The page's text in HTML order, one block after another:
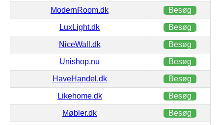
ModernRoom.dk Besøg
LuxLight.dk Besøg
NiceWall.dk Besøg
Unishop.nu Besøg
HaveHandel.dk Besøg
Likehome.dk Besøg
Møbler.dk Besøg